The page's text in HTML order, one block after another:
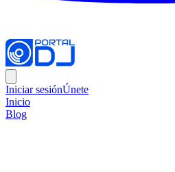
Iniciar sesiónÚnete
Inicio
Blog